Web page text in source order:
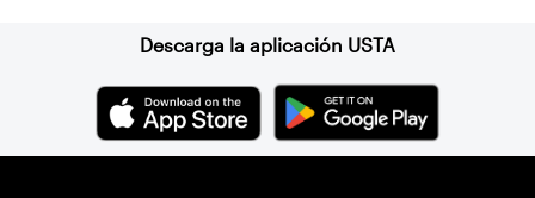
Descarga la aplicación USTA